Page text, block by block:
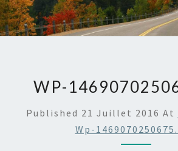
WP-
Published 21 Juillet 2016 At
Wp-